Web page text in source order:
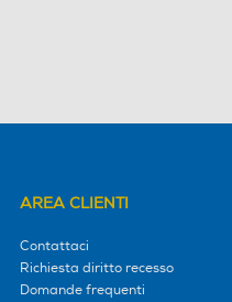
AREA CLIENTI
Contattaci
Richiesta diritto recesso
Domande frequenti